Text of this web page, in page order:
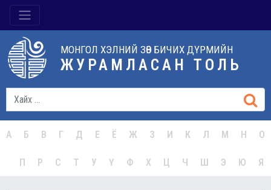
МОНГОЛ ХЭЛНИЙ ЗӨВ БИЧИХ ДҮРМИЙН
ЖУРАМЛАСАН ТОЛЬ
А Б В Г Д Е Ё Ж З И К Л М Н О
П Р С Т У Ү Ф Х Ц Ч Ш Э Ю Я